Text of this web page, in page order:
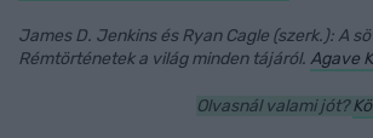
James D. Jenkins és Ryan Cagle (szerk.): A
Rémtörténetek a világ minden tájáról. Agave
Olvasnál valami jót?